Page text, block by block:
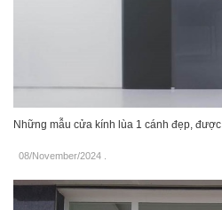
Những mẫu cửa kính lùa 1 cánh đẹp,
08/November/2024